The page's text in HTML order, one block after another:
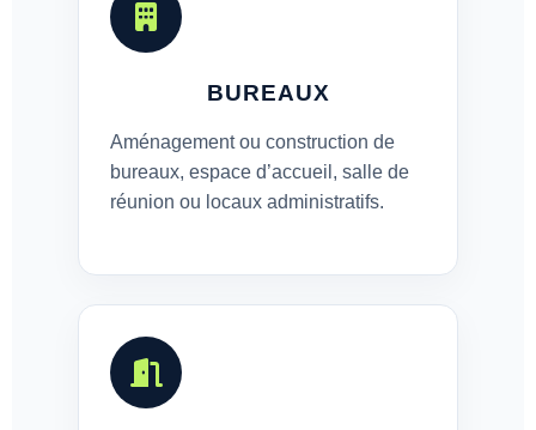
BUREAUX
Aménagement ou construction de
bureaux, espace d’accueil, salle de
réunion ou locaux administratifs.